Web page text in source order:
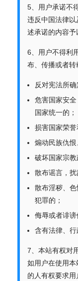
5、用户承诺不
违反中国法律
述承诺的内容予
6、用户不得利
布、传播或者转
反对宪法所确
危害国家安
国家统一的；
损害国家荣誉
煽动民族仇恨
破坏国家宗教
散布谣言，扰
散布淫秽、
犯罪的；
侮辱或者诽谤
含有法律、行
7、本站有权对
如用户在使用
的人有权要求